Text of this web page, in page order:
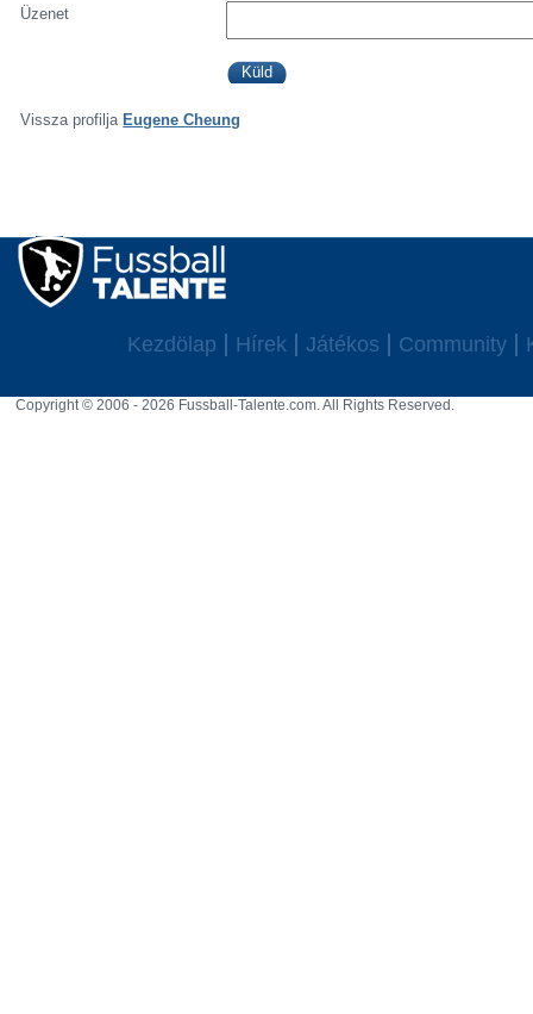
Üzenet
Vissza profilja Eugene Cheung
Kezdölap Hírek Játékos Community
Copyright © 2006 - 2026 Fussball-Talente.com. All Rights Reserved.